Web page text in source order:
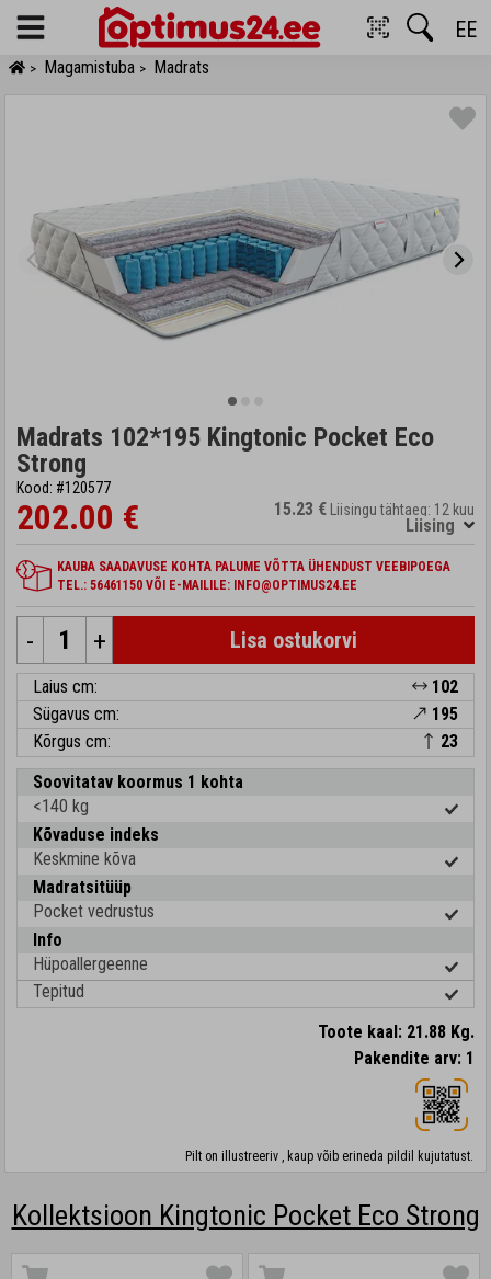
Menu EE
> Magamistuba > Madrats
Madrats 102*195 Kingtonic Pocket Eco
Strong
Kood: #120577
202.00 € 15.23 € Liisingu tähtaeg: 12 kuu
Liising
KAUBA SAADAVUSE KOHTA PALUME VÕTTA ÜHENDUST VEEBIPOEGA
TEL.: 56461150 VÕI E-MAILILE: INFO@OPTIMUS24.EE
- + Lisa ostukorvi
Laius cm:
102
Sügavus cm:
195
Kõrgus cm:
23
Soovitatav koormus 1 kohta
<140 kg
Kõvaduse indeks
Keskmine kõva
Madratsitüüp
Pocket vedrustus
Info
Hüpoallergeenne
Tepitud
Toote kaal: 21.88 Kg.
Pakendite arv: 1
Pilt on illustreeriv , kaup võib erineda pildil kujutatust.
Kollektsioon Kingtonic Pocket Eco Strong